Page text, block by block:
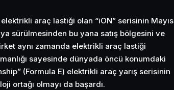
araç lastiği olan “iON” serisinin Mayıs
sürülmesinden bu yana satış bölgesini ve
aynı zamanda elektrikli araç lastiği
sayesinde dünyada öncü konumdaki
(Formula E) elektrikli araç yarış serisinin
ortağı olmayı da başardı.